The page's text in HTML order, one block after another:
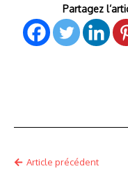
Partagez
Article précédent